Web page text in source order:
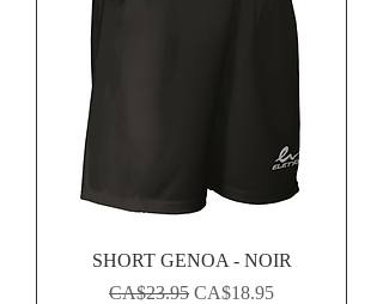
SHORT GENOA - NOIR
Regular Price
CA$23.95 Sale Price
CA$18.95